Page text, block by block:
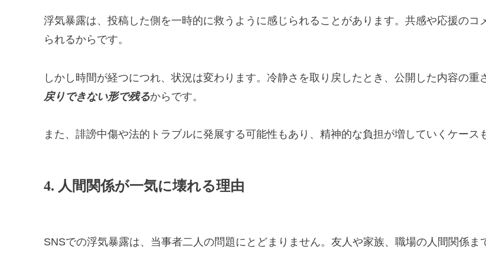
浮気暴露は、投稿した側を一時的に救うように感じられることがあります。共感や応援の
られるからです。
しかし時間が経つにつれ、状況は変わります。冷静さを取り戻したとき、公開した内容の重
戻りできない形で残るからです。
また、誹謗中傷や法的トラブルに発展する可能性もあり、精神的な負担が増していくケース
4. 人間関係が一気に壊れる理由
SNSでの浮気暴露は、当事者二人の問題にとどまりません。友人や家族、職場の人間関係ま